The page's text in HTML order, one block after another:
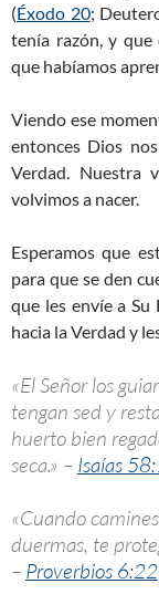
(Éxodo 20;
tenía razón, y
que habíamos
Viendo ese
entonces Dios
Verdad. Nuestra
volvimos a nacer.
Esperamos que
para que se den
que les envíe a
hacia la Verdad y
«El Señor los
tengan sed y
huerto bien
seca.» – Isaías
«Cuando
duermas, te
– Proverbios 6:22